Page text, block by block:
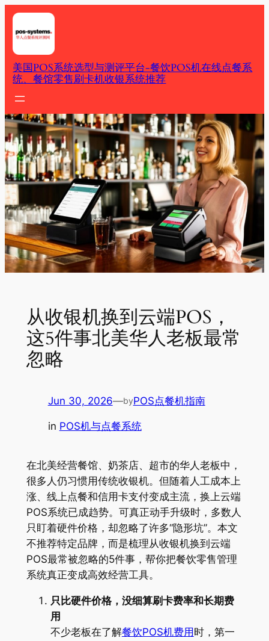
Skip
content
美国POS系统选型与测评平台-餐饮POS机在线点餐系
统、餐馆零售刷卡机收银系统推荐
从收银机换到云端POS，
这5件事北美华人老板最常
忽略
Jun 30, 2026—byPOS点餐机指南
in POS机与点餐系统
在北美经营餐馆、奶茶店、超市的华人老板中，
很多人仍习惯用传统收银机。但随着人工成本上
涨、线上点餐和信用卡支付变成主流，换上云端
POS系统已成趋势。可真正动手升级时，多数人
只盯着硬件价格，却忽略了许多“隐形坑”。本文
不推荐特定品牌，而是梳理从收银机换到云端
POS最常被忽略的5件事，帮你把餐饮零售管理
系统真正变成高效经营工具。
只比硬件价格，没细算刷卡费率和长期费
用
不少老板在了解餐饮POS机费用 时，第一